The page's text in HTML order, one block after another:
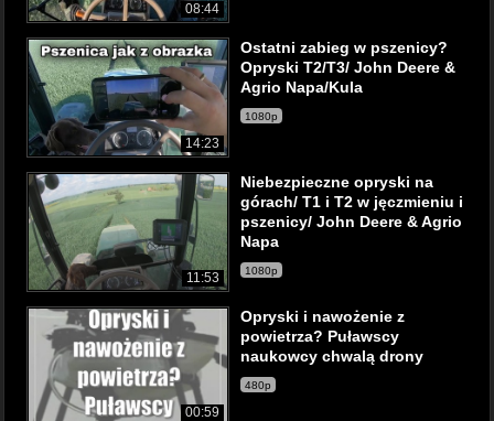
08:44
14:23
Ostatni zabieg w pszenicy?
Opryski T2/T3/ John Deere &
Agrio Napa/Kula
1080p
11:53
Niebezpieczne opryski na
górach/ T1 i T2 w jęczmieniu i
pszenicy/ John Deere & Agrio
Napa
1080p
00:59
Opryski i nawożenie z
powietrza? Puławscy
naukowcy chwalą drony
480p